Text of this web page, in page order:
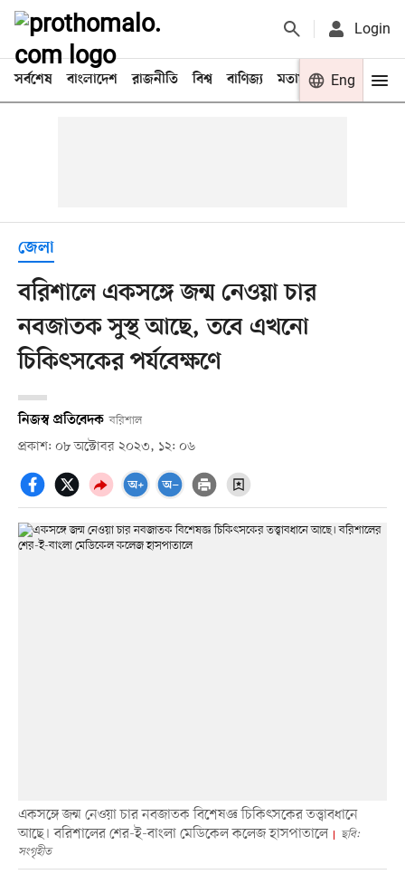
Login
সর্বশেষ বাংলাদেশ রাজনীতি বিশ্ব বাণিজ্য মতামত খেলা
Eng
জেলা
বরিশালে একসঙ্গে জন্ম নেওয়া চার
নবজাতক সুস্থ আছে, তবে এখনো
চিকিৎসকের পর্যবেক্ষণে
নিজস্ব প্রতিবেদক বরিশাল
প্রকাশ: ০৮ অক্টোবর ২০২৩, ১২: ০৬
একসঙ্গে জন্ম নেওয়া চার নবজাতক বিশেষজ্ঞ চিকিৎসকের তত্ত্বাবধানে
আছে। বরিশালের শের-ই-বাংলা মেডিকেল কলেজ হাসপাতালে
ছবি:
সংগৃহীত